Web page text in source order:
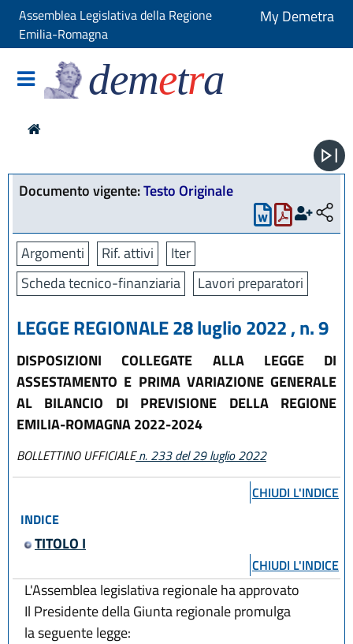
Assemblea Legislativa della Regione
Emilia-Romagna
My Demetra
demetra
Documento vigente:Testo Originale
Argomenti Rif. attivi
Iter
Scheda tecnico-finanziaria
Lavori preparatori
LEGGE REGIONALE 28 luglio 2022 , n. 9
DISPOSIZIONI COLLEGATE ALLA LEGGE DI
ASSESTAMENTO E PRIMA VARIAZIONE GENERALE
AL BILANCIO DI PREVISIONE DELLA REGIONE
EMILIA-ROMAGNA 2022-2024
BOLLETTINO UFFICIALEn. 233 del 29 luglio 2022
CHIUDI L'INDICE
INDICE
TITOLO I
CHIUDI L'INDICE
L'Assemblea legislativa regionale ha approvato
Il Presidente della Giunta regionale promulga
la seguente legge: